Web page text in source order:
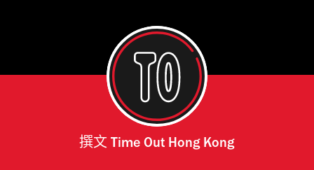
撰文 Time Out Hong Kong